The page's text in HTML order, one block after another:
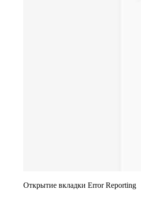
Открытие вкладки Error Reporting